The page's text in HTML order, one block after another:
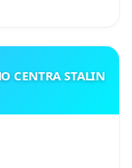
CENTRA STALIN